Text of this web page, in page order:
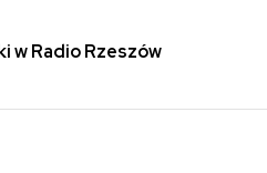
w Radio Rzeszów